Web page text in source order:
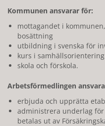
Kommunen ansvarar för:
mottagandet i
bosättning
utbildning i svenska för
kurs i samhällsorientering
skola och förskola.
Arbetsförmedlingen
erbjuda och upprätta
administrera underlag
betalas ut av